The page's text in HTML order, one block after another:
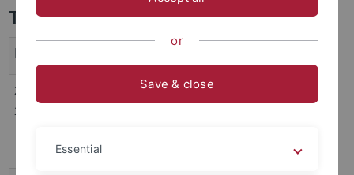
Tagungen
Datum
29. 05.–02. 06.
2007
Graeco-Roman
or
Save & close
Essential